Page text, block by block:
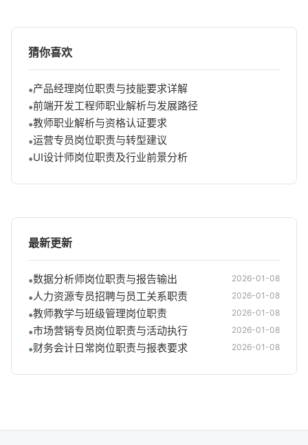
猜你喜欢
产品经理岗位职责与技能要求详解
前端开发工程师职业解析与发展路径
教师职业解析与资格认证要求
运营专员岗位职责与转型建议
UI设计师岗位职责及行业前景分析
最新更新
数据分析师岗位职责与报告输出 2026-01-08
人力资源专员招聘与员工关系职责 2026-01-08
教师教学与班级管理岗位职责 2026-01-08
市场营销专员岗位职责与活动执行 2026-01-08
财务会计日常岗位职责与报表要求 2026-01-08